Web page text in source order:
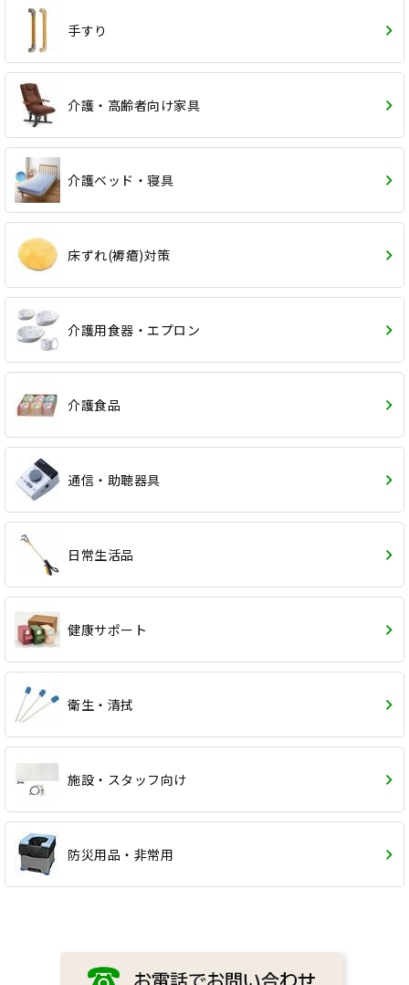
手すり
介護・高齢者向け家具
介護ベッド・寝具
床ずれ(褥瘡)対策
介護用食器・エプロン
介護食品
通信・助聴器具
日常生活品
健康サポート
衛生・清拭
施設・スタッフ向け
防災用品・非常用